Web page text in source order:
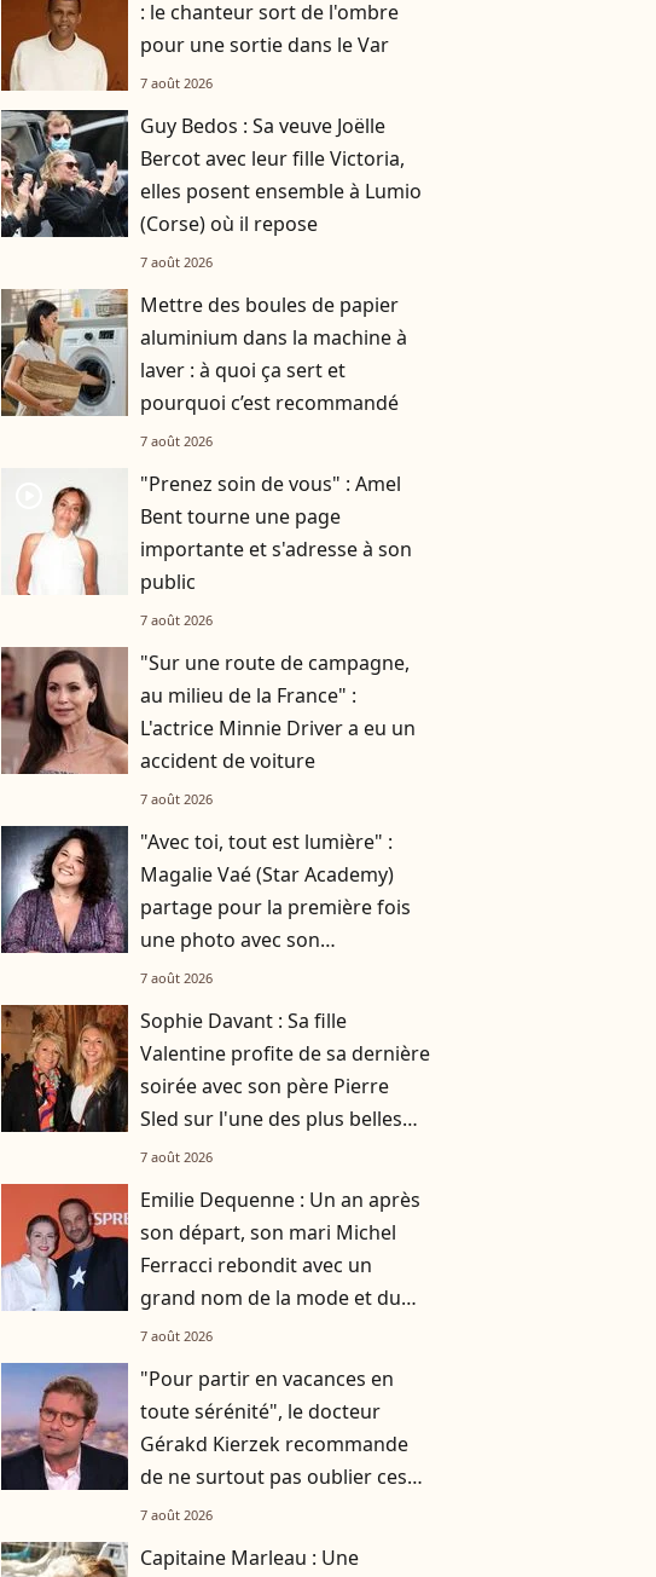
: le chanteur sort de l'ombre
pour une sortie dans le Var
7 août 2026
Guy Bedos : Sa veuve Joëlle
Bercot avec leur fille Victoria,
elles posent ensemble à Lumio
(Corse) où il repose
7 août 2026
Mettre des boules de papier
aluminium dans la machine à
laver : à quoi ça sert et
pourquoi c’est recommandé
7 août 2026
"Prenez soin de vous" : Amel
Bent tourne une page
importante et s'adresse à son
public
7 août 2026
"Sur une route de campagne,
au milieu de la France" :
L'actrice Minnie Driver a eu un
accident de voiture
7 août 2026
"Avec toi, tout est lumière" :
Magalie Vaé (Star Academy)
partage pour la première fois
une photo avec son
compagnon
7 août 2026
Sophie Davant : Sa fille
Valentine profite de sa dernière
soirée avec son père Pierre
Sled sur l'une des plus belles
îles italiennes, elle s'est régalée
7 août 2026
Emilie Dequenne : Un an après
son départ, son mari Michel
Ferracci rebondit avec un
grand nom de la mode et du
théâtre
7 août 2026
"Pour partir en vacances en
toute sérénité", le docteur
Gérakd Kierzek recommande
de ne surtout pas oublier ces
indispensables
7 août 2026
Capitaine Marleau : Une